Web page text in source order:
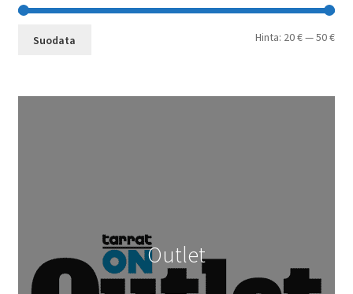
Suodata Hinta: 20 €—50 €
Outlet